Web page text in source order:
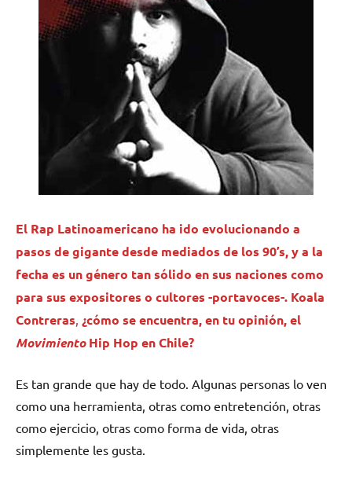
El Rap Latinoamericano ha ido evolucionando a
pasos de gigante desde mediados de los 90’s, y a la
fecha es un género tan sólido en sus naciones como
para sus expositores o cultores -portavoces-. Koala
Contreras ¿cómo se encuentra, en tu opinión, el
MovimientoHip Hop en Chile?
Es tan grande que hay de todo. Algunas personas lo ven
como una herramienta, otras como entretención, otras
como ejercicio, otras como forma de vida, otras
simplemente les gusta.